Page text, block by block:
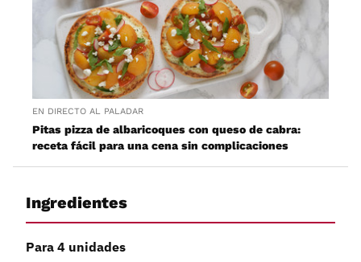
EN DIRECTO AL PALADAR
Pitas pizza de albaricoques con queso de cabra:
receta fácil para una cena sin complicaciones
Ingredientes
Para 4 unidades